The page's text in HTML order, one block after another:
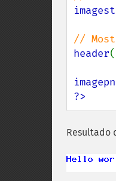
header(
?>
Resultado